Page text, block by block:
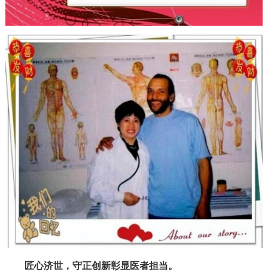
匠心济世，守正创新彰显医者担当。